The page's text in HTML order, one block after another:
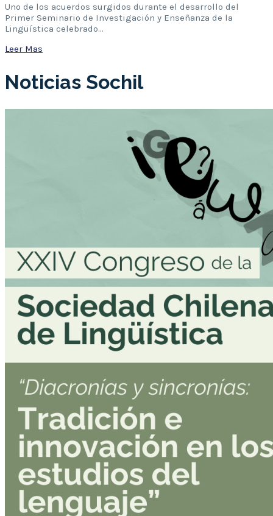
Uno de los acuerdos surgidos durante el desarrollo del
Primer Seminario de Investigación y Enseñanza de la
Lingüística celebrado…
Leer Mas
Noticias Sochil